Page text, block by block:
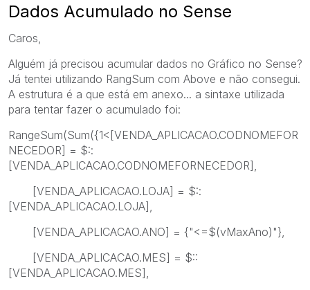
Dados Acumulado no Sense
Caros,
Alguém já precisou acumular dados no Gráfico no Sense?
Já tentei utilizando RangSum com Above e não consegui.
A estrutura é a que está em anexo... a sintaxe utilizada
para tentar fazer o acumulado foi:
RangeSum(Sum({1<[VENDA_APLICACAO.CODNOMEFOR
NECEDOR] = $::
[VENDA_APLICACAO.CODNOMEFORNECEDOR],
[VENDA_APLICACAO.LOJA] = $::
[VENDA_APLICACAO.LOJA],
[VENDA_APLICACAO.ANO] = {"<=$(vMaxAno)"},
[VENDA_APLICACAO.MES] = $::
[VENDA_APLICACAO.MES],